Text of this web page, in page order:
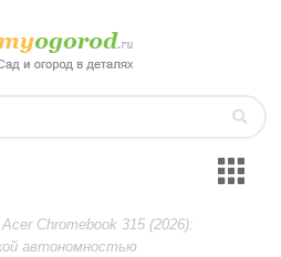
Chromebook 315 (2026):
автономностью